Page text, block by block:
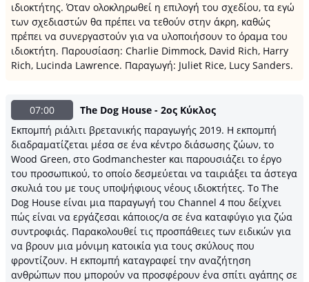
ιδιοκτήτης. Όταν ολοκληρωθεί η επιλογή του σχεδίου, τα εγώ
των σχεδιαστών θα πρέπει να τεθούν στην άκρη, καθώς
πρέπει να συνεργαστούν για να υλοποιήσουν το όραμα του
ιδιοκτήτη. Παρουσίαση: Charlie Dimmock, David Rich, Harry
Rich, Lucinda Lawrence. Παραγωγή: Juliet Rice, Lucy Sanders.
07:00
The Dog House - 2ος Κύκλος
Εκπομπή ριάλιτι βρετανικής παραγωγής 2019. H εκπομπή
διαδραματίζεται μέσα σε ένα κέντρο διάσωσης ζώων, το
Wood Green, στο Godmanchester και παρουσιάζει το έργο
του προσωπικού, το οποίο δεσμεύεται να ταιριάξει τα άστεγα
σκυλιά του με τους υποψήφιους νέους ιδιοκτήτες. Το The
Dog House είναι μια παραγωγή του Channel 4 που δείχνει
πώς είναι να εργάζεσαι κάποιος/α σε ένα καταφύγιο για ζώα
συντροφιάς. Παρακολουθεί τις προσπάθειες των ειδικών για
να βρουν μια μόνιμη κατοικία για τους σκύλους που
φροντίζουν. Η εκπομπή καταγραφεί την αναζήτηση
ανθρώπων που μπορούν να προσφέρουν ένα σπίτι αγάπης σε